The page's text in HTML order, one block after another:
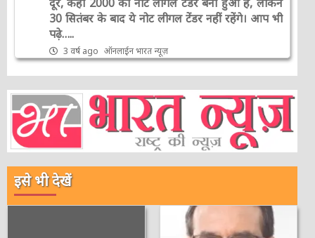
30 सितंबर के बाद ये नोट लीगल टेंडर नहीं रहेंगे। आप भी
पढ़े…..
3 वर्ष ago ऑनलाईन भारत न्यूज़
इसे भी देखें